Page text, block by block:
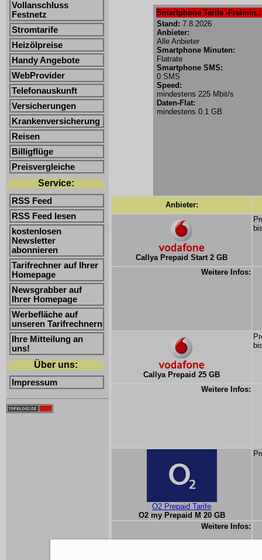
Vollanschluss
Festnetz
Stromtarife
Heizölpreise
Handy Angebote
WebProvider
Telefonauskunft
Versicherungen
Krankenversicherung
Reisen
Billigflüge
Preisvergleiche
Service:
RSS Feed
RSS Feed lesen
kostenlosen
Newsletter
abonnieren
Tarifrechner auf Ihrer
Homepage
Newsgrabber auf
Ihrer Homepage
Werbefläche auf
unseren Tarifrechnern
Ihre Mitteilung an
uns!
Über uns:
Impressum
Smartphone Tarife -
Stand: 7.8.2026
Anbieter:
Alle Anbieter
Smartphone Minuten:
Flatrate
Smartphone SMS:
0 SMS
Speed:
mindestens 225 Mbit/s
Daten-Flat:
mindestens 0.1 GB
Anbieter:
Callya Prepaid Start 2 GB
Weitere Infos:
Callya Prepaid 25 GB
Weitere Infos:
O2 Prepaid Tarife
O2 my Prepaid M 20 GB
Weitere Infos: